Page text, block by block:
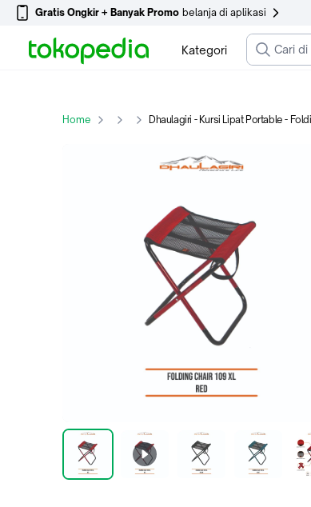
Gratis Ongkir + Banyak Promo belanja di aplikasi
Kategori
Home Dhaulagiri - Kursi Lipat Portable - Folding Chair